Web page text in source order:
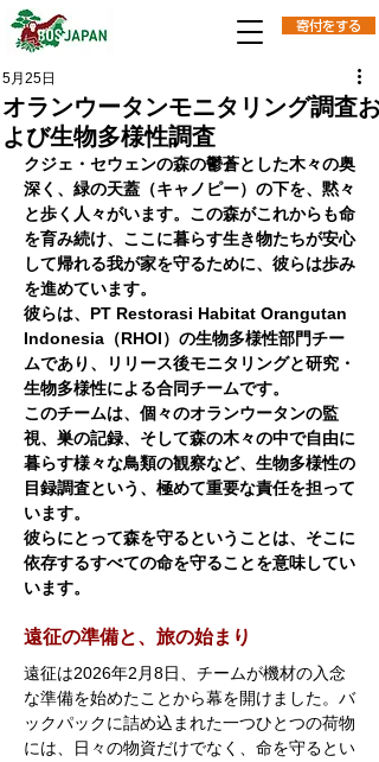
寄付をする
オランウータンモニタリング調査お
よび生物多様性調査
5月25日
クジェ・セウェンの森の鬱蒼とした木々の奥
深く、緑の天蓋（キャノピー）の下を、黙々
と歩く人々がいます。この森がこれからも命
を育み続け、ここに暮らす生き物たちが安心
して帰れる我が家を守るために、彼らは歩み
を進めています。
彼らは、PT Restorasi Habitat Orangutan
Indonesia（RHOI）の生物多様性部門チー
ムであり、リリース後モニタリングと研究・
生物多様性による合同チームです。
このチームは、個々のオランウータンの監
視、巣の記録、そして森の木々の中で自由に
暮らす様々な鳥類の観察など、生物多様性の
目録調査という、極めて重要な責任を担って
います。
彼らにとって森を守るということは、そこに
依存するすべての命を守ることを意味してい
います。
遠征の準備と、旅の始まり
遠征は2026年2月8日、チームが機材の入念
な準備を始めたことから幕を開けました。バ
ックパックに詰め込まれた一つひとつの荷物
には、日々の物資だけでなく、命を守るとい